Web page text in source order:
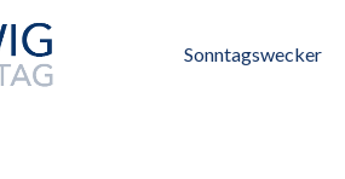
Sonntagswecker